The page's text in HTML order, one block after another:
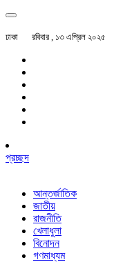
ঢাকা রবিবার , ১৩ এপ্রিল ২০২৫
প্রচ্ছদ
আন্তর্জাতিক
জাতীয়
রাজনীতি
খেলাধুলা
বিনোদন
গণমাধ্যম